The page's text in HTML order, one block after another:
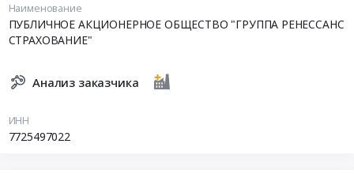
Наименование
ПУБЛИЧНОЕ АКЦИОНЕРНОЕ ОБЩЕСТВО "ГРУППА РЕНЕССАНС
СТРАХОВАНИЕ"
Анализ заказчика
ИНН
7725497022